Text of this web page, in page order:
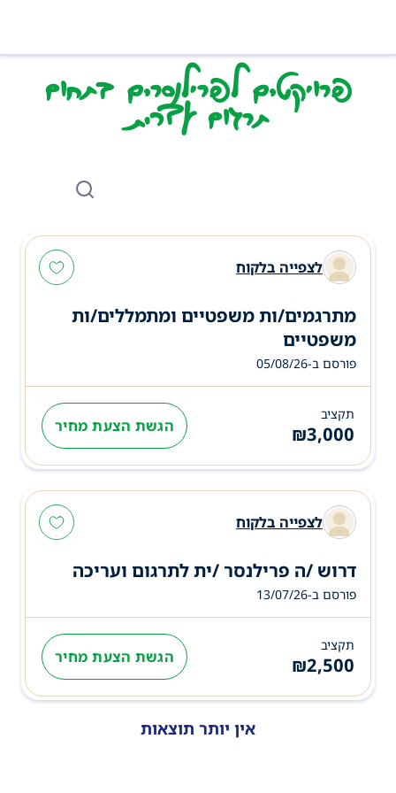
פרויקטים לפרילנסרים בתחום
תרגום עברית
לצפייה בלקוח
מתרגמים/ות משפטיים ומתמללים/ות
משפטיים
פורסם ב-05/08/26
תקציב
₪3,000 הגשת הצעת מחיר
לצפייה בלקוח
דרוש /ה פרילנסר /ית לתרגום ועריכה
פורסם ב-13/07/26
תקציב
₪2,500 הגשת הצעת מחיר
אין יותר תוצאות